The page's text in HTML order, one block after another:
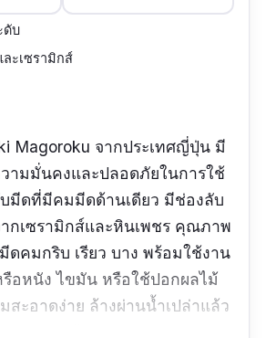
ดับ
ะเซรามิกส์
Magoroku จากประเทศญี่ปุ่น มี
ามมั่นคงและปลอดภัยในการใช้
มีดที่มีคมมีดด้านเดียว มีช่องลับ
กเซรามิกส์และหินเพชร คุณภาพ
ดคมกริบ เรียว บาง พร้อมใช้งาน
อหนัง ไขมัน หรือใช้ปอกผลไม้
สะอาดง่าย ล้างผ่านน้ำเปล่าแล้ว